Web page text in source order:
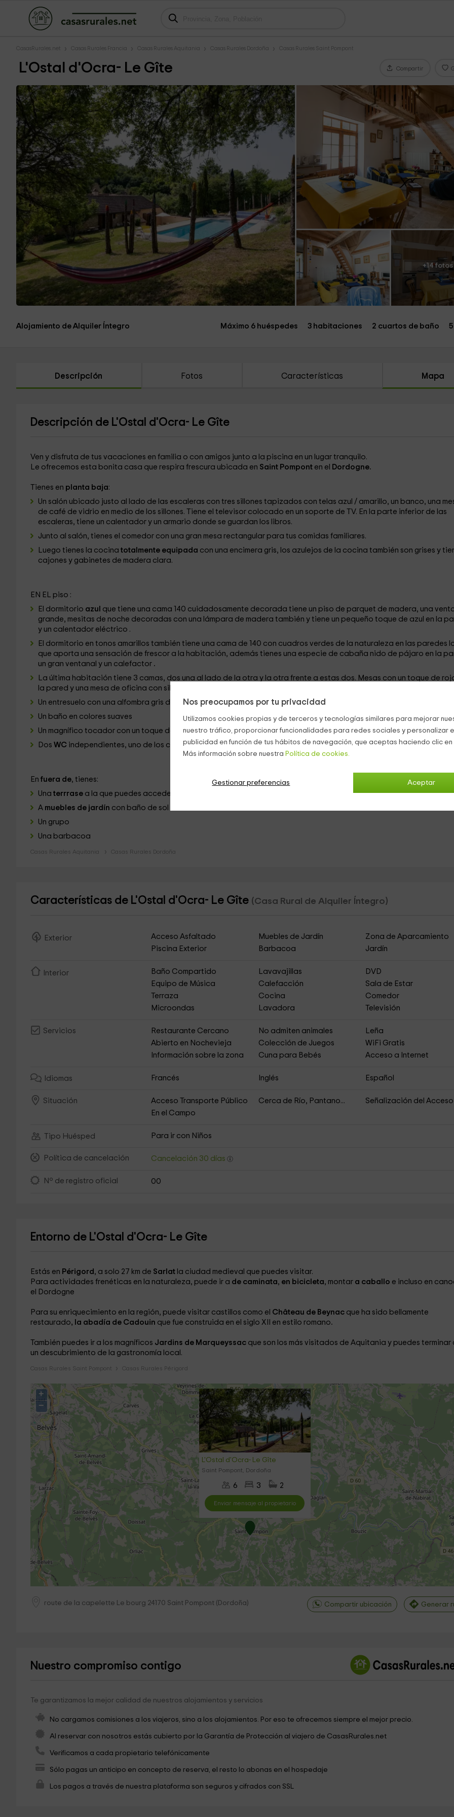
Nos preocupamos por tu privacidad
Utilizamos cookies propias y de terceros y tecnologías similares para mejorar
nuestro tráfico, proporcionar funcionalidades para redes sociales y personalizar
publicidad en función de tus hábitos de navegación, que aceptas haciendo clic
Más información sobre nuestra Política de cookies.
Aceptar
Gestionar preferencias
CasasRurales.net Casas Rurales Francia Casas Rurales Aquitania Casas Rurales Dordoña Casas Rurales Saint Pompont
L'Ostal d'Ocra- Le Gîte Compartir
+14 fotos
Alojamiento de Alquiler Íntegro Máximo 6 huéspedes 3 habitaciones 2 cuartos de baño
Descripción Fotos Características Mapa
Descripción de L'Ostal d'Ocra- Le Gîte
Ven y disfruta de tus vacaciones en familia o con amigos junto a la piscina en un lugar tranquilo.
Le ofrecemos esta bonita casa que respira frescura ubicada en Saint Pompont en el Dordogne.
Tienes en planta baja:
Un salón ubicado justo al lado de las escaleras con tres sillones tapizados con telas azul / amarillo, un banco, una
de café de vidrio en medio de los sillones. Tiene el televisor colocado en un soporte de TV. En la parte inferior de las
escaleras, tiene un calentador y un armario donde se guardan los libros.
Junto al salón, tienes el comedor con una gran mesa rectangular para tus comidas familiares.
Luego tienes la cocina totalmente equipada con una encimera gris, los azulejos de la cocina también son grises y
cajones y gabinetes de madera clara.
EN EL piso :
El dormitorio azul que tiene una cama 140 cuidadosamente decorada tiene un piso de parquet de madera, una
grande, mesitas de noche decoradas con una lámpara de madera también y tiene un pequeño toque de azul en la
y un calentador eléctrico .
El dormitorio en tonos amarillos también tiene una cama de 140 con cuadros verdes de la naturaleza en las paredes
que aporta una sensación de frescor a la habitación, además tienes una especie de cabaña nido de pájaro en la
un gran ventanal y un calefactor .
La última habitación tiene 3 camas, dos una al lado de la otra y la otra frente a estas dos. Mesas con un toque de
la pared y una mesa de oficina con sillas con cojines rojos.
Un entresuelo con una alfombra gris donde puedes relajarte leyendo un libro o jugando juegos de mesa.
Un baño en colores suaves
Un magnífico tocador con un toque de madera y color marrón
Dos WC independientes, uno de los cuales tiene lavabo.
En fuera de, tienes:
Una terrrase a la que puedes acceder a través del lounge
A muebles de jardín con baño de sol
Un grupo
Una barbacoa
Casas Rurales Aquitania Casas Rurales Dordoña
Características de L'Ostal d'Ocra- Le Gîte (Casa Rural de Alquiler Íntegro)
Exterior Acceso Asfaltado Muebles de Jardín
Zona de Aparcamiento
Piscina Exterior
Barbacoa Jardín
Interior Baño Compartido Lavavajillas
DVD
Equipo de Música
Calefacción
Sala de Estar
Terraza
Cocina
Comedor
Microondas
Lavadora Televisión
Servicios Restaurante Cercano No admiten animales
Leña
Abierto en Nochevieja
Colección de Juegos
WiFi Gratis
Información sobre la zona
Cuna para Bebés Acceso a Internet
Idiomas Francés Inglés Español
Situación Acceso Transporte Público Cerca de Río, Pantano...
Señalización del Acceso
En el Campo
Tipo Huésped Para ir con Niños
Política de cancelación Cancelación 30 días
Nº de registro oficial 00
Entorno de L'Ostal d'Ocra- Le Gîte
Estás en Périgord , a solo 27 km de Sarlat la ciudad medieval que puedes visitar.
Para actividades frenéticas en la naturaleza, puede ir a de caminata, en bicicleta, montar a caballo e incluso en
el Dordogne
Para su enriquecimiento en la región, puede visitar castillos como el Château de Beynac que ha sido bellamente
restaurado, la abadía de Cadouin que fue construida en el siglo XII en estilo romano.
También puedes ir a los magníficos Jardins de Marqueyssac que son los más visitados de Aquitania y puedes terminar
un descubrimiento de la gastronomía local.
Casas Rurales Saint Pompont Casas Rurales Périgord
L'Ostal d'Ocra- Le Gîte
Saint Pompont, Dordoña
6 3 2
Enviar mensaje al propietario
+
−
route de la capelette Le bourg 24170 Saint Pompont( Dordoña) Compartir ubicación Generar
Nuestro compromiso contigo
Te garantizamos la mejor calidad de nuestros alojamientos y servicios
No cargamos comisiones a los viajeros, sino a los alojamientos. Por eso te ofrecemos siempre el mejor precio.
Al reservar con nosotros estás cubierto por la Garantía de Protección al viajero de CasasRurales.net
Verificamos a cada propietario telefónicamente
Sólo pagas un anticipo en concepto de reserva, el resto lo abonas en el hospedaje
Los pagos a través de nuestra plataforma son seguros y cifrados con SSL